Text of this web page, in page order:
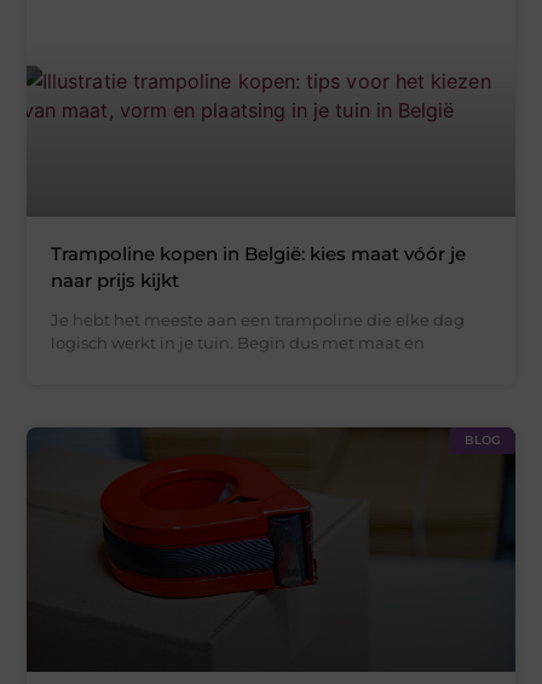
Trampoline kopen in België: kies maat vóór je
naar prijs kijkt
Je hebt het meeste aan een trampoline die elke dag
logisch werkt in je tuin. Begin dus met maat en
BLOG